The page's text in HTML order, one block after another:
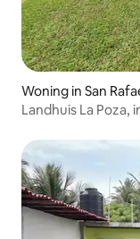
Woning in San
Landhuis La Poza,